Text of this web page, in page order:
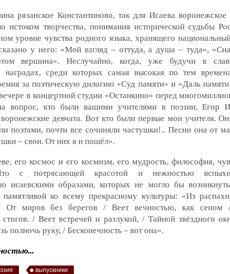
рязанское Константиново, так для Исаева воронежское
истоком творчества, понимания исторической судьбы
уровне чувства родного языка, хранящего
у него: «Мой взгляд – оттуда, а душа – туда»,
вершина». Неслучайно, когда, уже будучи в
наградах, среди которых самая высокая по тем
за поэтическую дилогию «Суд памяти» и «Даль
в концертной студии «Останкино» перед
вопрос, кто были вашими учителями в поэзии, Егор
девчата. Вот кто были первые мои учителя.
поэтами, почти все сочиняли частушки!.. Песни она от
– свои. От них я и пошёл».
его космос и его космизм, его мудрость, философия,
с потрясающей красотой и нежностью
исаевскими образами, которых не могло бы
памятливой ко всему прекрасному культуры: «Из
От миров без берегов / Веет вечностью, как
/ Веет встречей и разлукой, / Тайной звёздного
полночь руку, / Бесконечность – вот она».
выпускники